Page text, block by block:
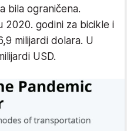
bila ograničena.
2020. godini za bicikle i
milijardi dolara. U
USD.